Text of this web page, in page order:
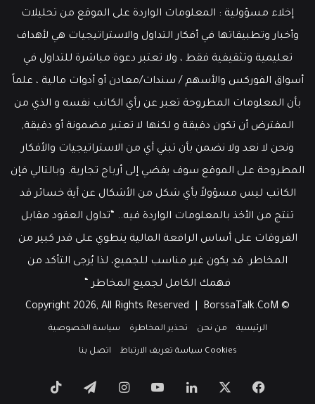
عمل
إخلاء مسؤولية : المعلومات الواردة على الموقع من تحليلات
وأخبار وتطبيقاتها في أفكار التداول والاستراتيجيات هي لأهداف
تعليمية وتثقيفية فقط ، ولا تعتبر دعوة مباشرة للتداول في
أسواق الفوركس والأسهم / سندات/معادن أو أدوات مالية ، علماً
بأن المعلومات المطروحة تعبر عن رأي الكاتب نفسه و الذي من
المفترض أن تكون دقيقة و لكنها لا تعتبر مضمونة أو دقيقة,
ونحن لا نعد ولا نضمن بأن تبني أي من الاستراتيجيات والأفكار
المطروحة على الموقع سوف يفضي إلى أرباح تجارية. وبالتالي فإن
الكاتب ليس مسؤولاً بأي شكل من الأشكال عن أية خسائر قد
تنتج من الأخذ بالمعلومات الواردة فيه.. “تداول العقود مقابل
الفروقات على أساس الرافعة المالية ينطوي على قدر كبير من
المخاطر. قد يكون غير مناسب للجميع، لذا يُرجى التأكد من
فهمك الكامل لجميع المخاطر “
© Copyright 2026, All Rights Reserved |
BorssaTalk.CoM
الرئيسية من نحن تحذير المخاطرة سياسة الخصوصية
Cookies سياسة تعريف الارتباط اتصل بنا
فيسبوك لينكدإن ‫YouTubeانستقرامتيلقرام